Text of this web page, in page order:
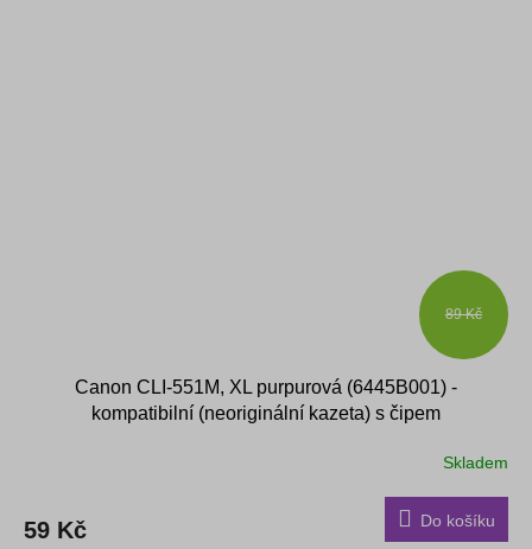
89 Kč
Canon CLI-551M, XL purpurová (6445B001) -
kompatibilní (neoriginální kazeta) s čipem
Skladem
59 Kč Do košíku